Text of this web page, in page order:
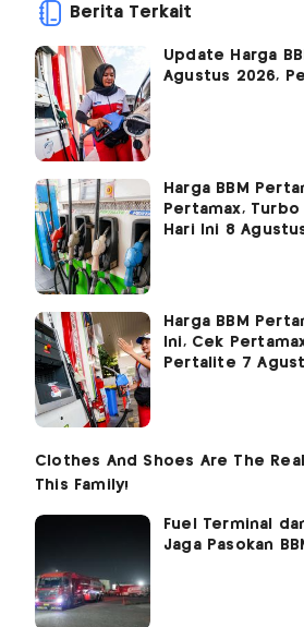
Berita Terkait
Update Harga
Agustus 2026,
Harga BBM
Pertamax,
Hari Ini 8
Harga BBM
Ini, Cek
Pertalite 7
Fuel Terminal
Jaga Pasokan